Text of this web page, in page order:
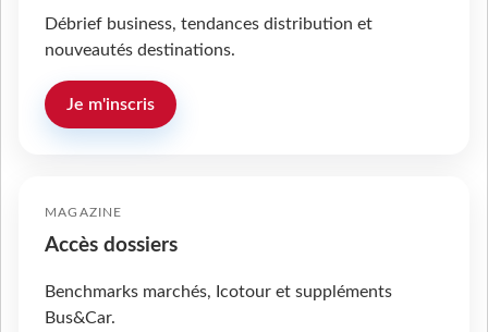
Débrief business, tendances distribution et
nouveautés destinations.
Je m'inscris
MAGAZINE
Accès dossiers
Benchmarks marchés, Icotour et suppléments
Bus&Car.